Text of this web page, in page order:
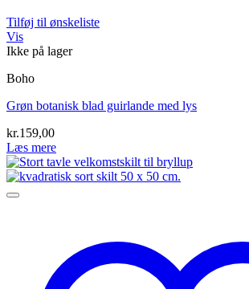
Tilføj til ønskeliste
Vis
Ikke på lager
Boho
Grøn botanisk blad guirlande med lys
kr.159,00
Læs mere